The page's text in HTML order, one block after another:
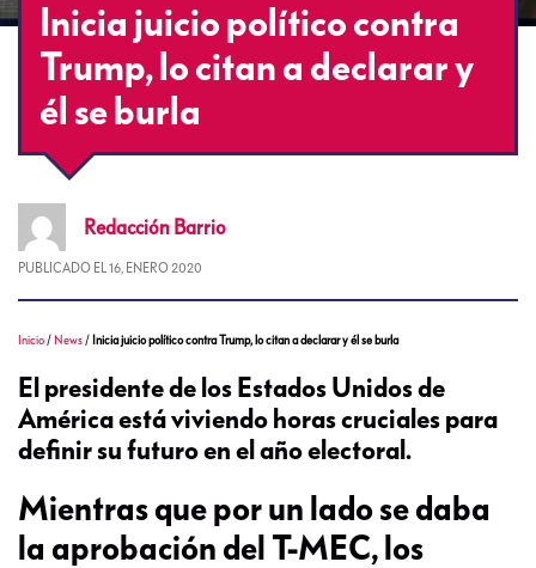
Inicia juicio político contra
Trump, lo citan a declarar y
él se burla
Redacción Barrio
PUBLICADO EL 16, ENERO 2020
Inicio / News / Inicia juicio político contra Trump, lo citan a declarar y él se burla
El presidente de los Estados Unidos de
América está viviendo horas cruciales para
definir su futuro en el año electoral.
Mientras que por un lado se daba
la aprobación del T-MEC, los